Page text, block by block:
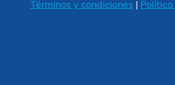
Términos y condiciones